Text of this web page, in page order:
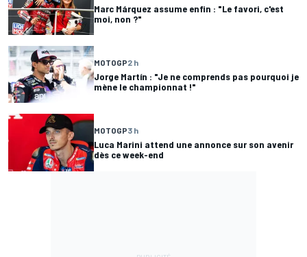
Marc Márquez assume enfin : "Le favori, c'est
moi, non ?"
MOTOGP2 h
Jorge Martín : "Je ne comprends pas pourquoi je
mène le championnat !"
MOTOGP3 h
Luca Marini attend une annonce sur son avenir
dès ce week-end